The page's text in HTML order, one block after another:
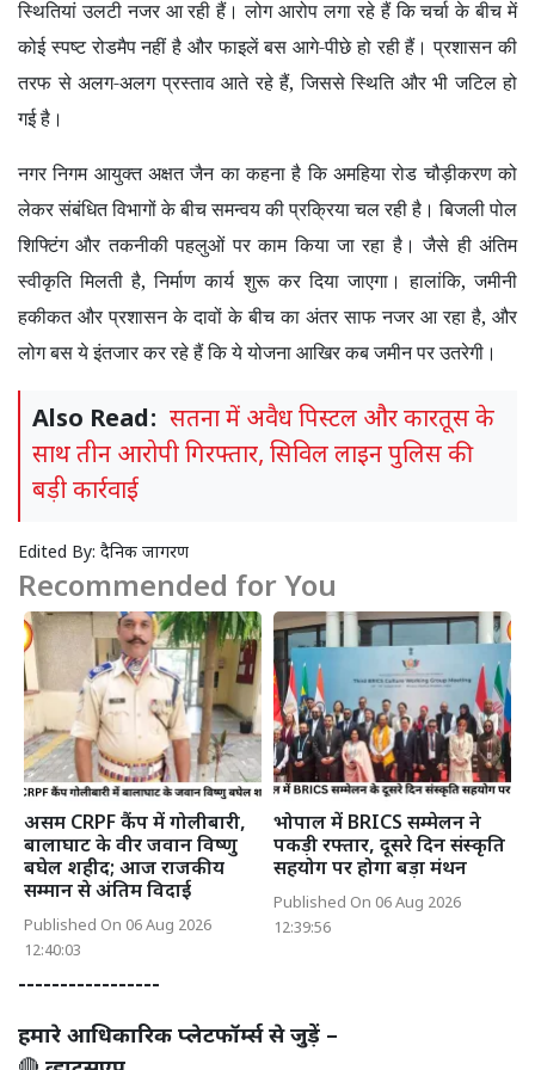
स्थितियां उलटी नजर आ रही हैं। लोग आरोप लगा रहे हैं कि चर्चा के बीच में
कोई स्पष्ट रोडमैप नहीं है और फाइलें बस आगे-पीछे हो रही हैं। प्रशासन की
तरफ से अलग-अलग प्रस्ताव आते रहे हैं,जिससे स्थिति और भी जटिल हो
गई है।
नगर निगम आयुक्त अक्षत जैन का कहना है कि अमहिया रोड चौड़ीकरण को
लेकर संबंधित विभागों के बीच समन्वय की प्रक्रिया चल रही है। बिजली पोल
शिफ्टिंग और तकनीकी पहलुओं पर काम किया जा रहा है। जैसे ही अंतिम
स्वीकृति मिलती है,निर्माण कार्य शुरू कर दिया जाएगा। हालांकि,जमीनी
हकीकत और प्रशासन के दावों के बीच का अंतर साफ नजर आ रहा है, और
लोग बस ये इंतजार कर रहे हैं कि ये योजना आखिर कब जमीन पर उतरेगी।
Also Read: सतना में अवैध पिस्टल और कारतूस के
साथ तीन आरोपी गिरफ्तार, सिविल लाइन पुलिस की
बड़ी कार्रवाई
Edited By: दैनिक जागरण
Recommended for You
असम CRPF कैंप में गोलीबारी,
बालाघाट के वीर जवान विष्णु
बघेल शहीद; आज राजकीय
सम्मान से अंतिम विदाई
Published On 06 Aug 2026
12:40:03
भोपाल में BRICS सम्मेलन ने
पकड़ी रफ्तार, दूसरे दिन संस्कृति
सहयोग पर होगा बड़ा मंथन
Published On 06 Aug 2026
12:39:56
-----------------
हमारे आधिकारिक प्लेटफॉर्म्स से जुड़ें –